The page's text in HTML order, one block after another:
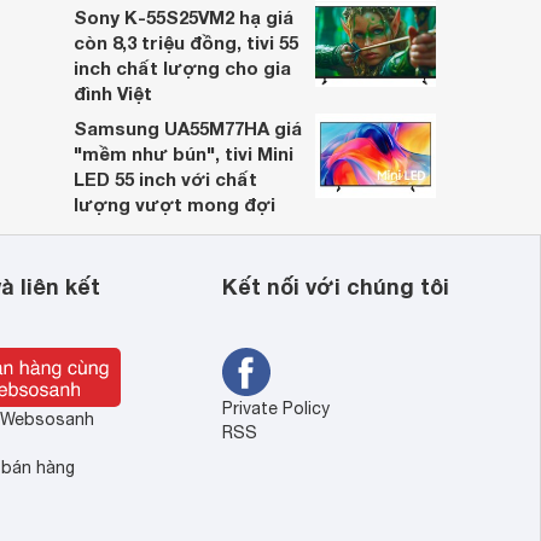
Sony K-55S25VM2 hạ giá
còn 8,3 triệu đồng, tivi 55
inch chất lượng cho gia
đình Việt
Samsung UA55M77HA giá
"mềm như bún", tivi Mini
LED 55 inch với chất
lượng vượt mong đợi
liên kết
hàng
Kết nối với chúng tôi
Private Policy
RSS